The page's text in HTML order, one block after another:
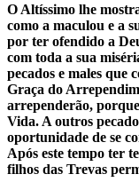
O Altíssimo lhe
como a maculou e a
por ter ofendido a
com toda a sua
pecados e males que
Graça do
arrependerão,
Vida. A outros
oportunidade de se
Após este tempo ter
filhos das Trevas